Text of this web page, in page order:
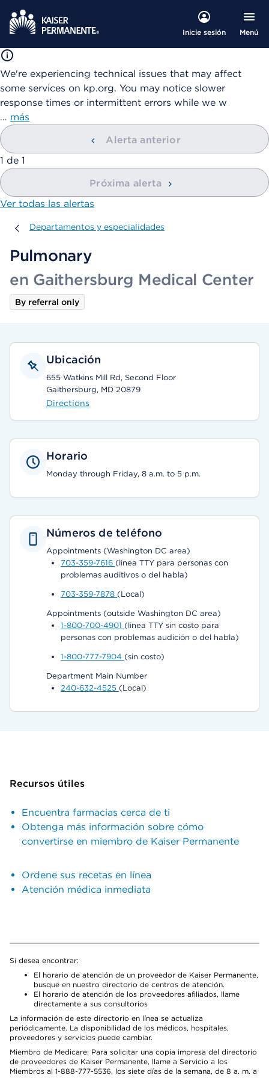
Inicie sesión Menú
We're experiencing technical issues that may affect
some services on kp.org. You may notice slower
response times or intermittent errors while we w
… más
Alerta anterior
mostrando
1 de 1
Próxima alerta
Ver todas las alertas
Departamentos y especialidades
Departamentos y especialidades
Pulmonary
en Gaithersburg Medical Center
By referral only
Ubicación
655 Watkins Mill Rd, Second Floor
Gaithersburg, MD 20879
Directions
Horario
Monday through Friday, 8 a.m. to 5 p.m.
Números de teléfono
Appointments (Washington DC area)
703-359-7616 (linea TTY para personas con
problemas auditivos o del habla)
703-359-7878 (Local)
Appointments (outside Washington DC area)
1-800-700-4901 (linea TTY sin costo para
personas con problemas audición o del habla)
1-800-777-7904 (sin costo)
Department Main Number
240-632-4525 (Local)
Recursos útiles
Encuentra farmacias cerca de ti
Obtenga más información sobre cómo
convertirse en miembro de Kaiser Permanente
Ordene sus recetas en línea
Atención médica inmediata
Si desea encontrar:
El horario de atención de un proveedor de Kaiser Permanente,
busque en nuestro directorio de centros de atención.
El horario de atención de los proveedores afiliados, llame
directamente a sus consultorios
La información de este directorio en línea se actualiza
periódicamente. La disponibilidad de los médicos, hospitales,
proveedores y servicios puede cambiar.
Miembro de Medicare: Para solicitar una copia impresa del directorio
de proveedores de Kaiser Permanente, llame a Servicio a los
Miembros al 1-888-777-5536, los siete días de la semana, de 8 a. m. a